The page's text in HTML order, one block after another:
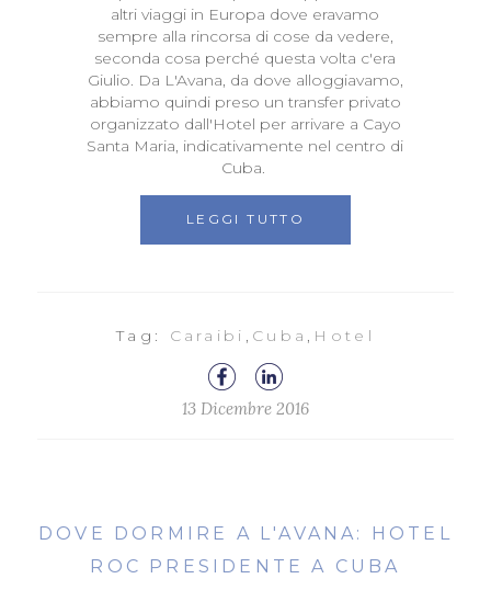
altri viaggi in Europa dove eravamo
sempre alla rincorsa di cose da vedere,
seconda cosa perché questa volta c'era
Giulio. Da L'Avana, da dove alloggiavamo,
abbiamo quindi preso un transfer privato
organizzato dall'Hotel per arrivare a Cayo
Santa Maria, indicativamente nel centro di
Cuba.
LEGGI TUTTO
Tag: Caraibi , Cuba , Hotel
13 Dicembre 2016
DOVE DORMIRE A L'AVANA: HOTEL
ROC PRESIDENTE A CUBA